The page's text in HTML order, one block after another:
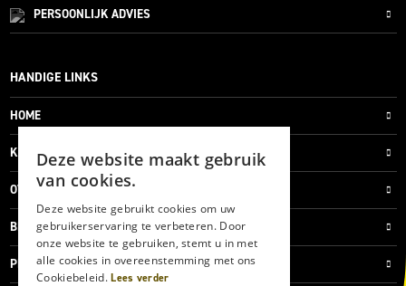
PERSOONLIJKADVIES
HANDIGE LINKS
HOME
KLANTENSERVICE
OVER ONS
BLOG
PRIVACYVERKLARING
Deze website maakt gebruik
van cookies.
Deze website gebruikt cookies om uw
gebruikerservaring te verbeteren. Door
onze website te gebruiken, stemt u in met
alle cookies in overeenstemming met ons
Cookiebeleid.Lees verder